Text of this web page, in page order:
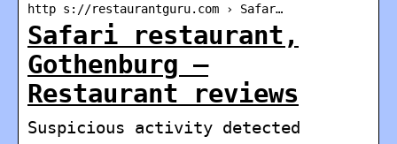
http s://restaurantguru.com › Safar…
Safari restaurant,
Gothenburg –
Restaurant reviews
Suspicious activity detected